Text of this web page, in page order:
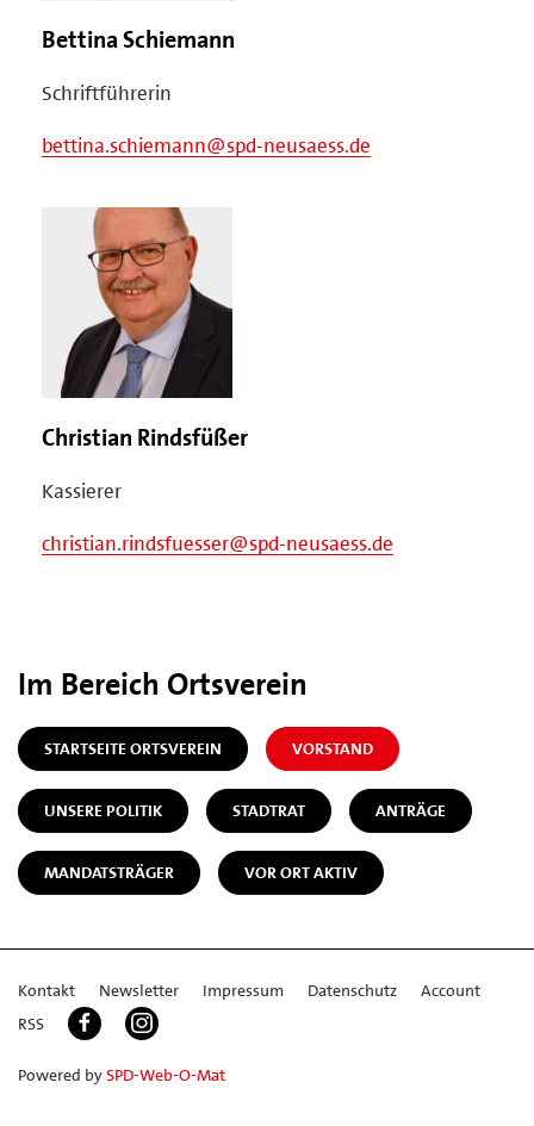
Bettina Schiemann
Schriftführerin
bettina.schiemann@spd-neusaess.de
Christian Rindsfüßer
Kassierer
christian.rindsfuesser@spd-neusaess.de
Im Bereich Ortsverein
STARTSEITE ORTSVEREIN VORSTAND
UNSERE POLITIK STADTRAT ANTRÄGE
MANDATSTRÄGER VOR ORT AKTIV
Kontakt Newsletter Impressum Datenschutz
Account
RSS
Powered bySPD-Web-O-Mat